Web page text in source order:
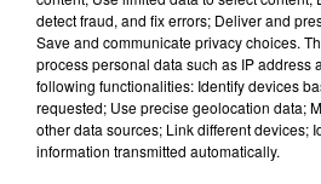
Bélier Taureau
detect fraud, and fix errors; Deliver and
Save and communicate privacy choices.
process personal data such as IP address
following functionalities: Identify devices
requested; Use precise geolocation data;
other data sources; Link different devices;
information transmitted automatically.